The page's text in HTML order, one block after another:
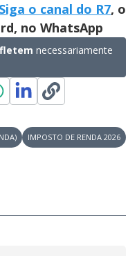
Siga o canal do R7, o
no WhatsApp
necessariamente
IMPOSTO DE RENDA 2026